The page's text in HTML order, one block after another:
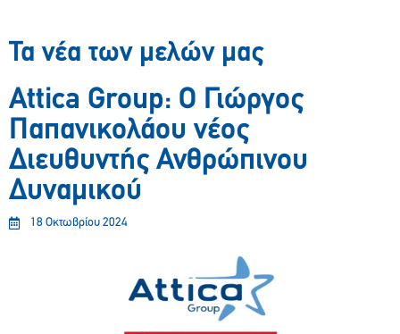
Τα νέα των μελών μας
Αttica Group: O Γιώργος
Παπανικολάου νέος
Διευθυντής Ανθρώπινου
Δυναμικού
18 Οκτωβρίου 2024